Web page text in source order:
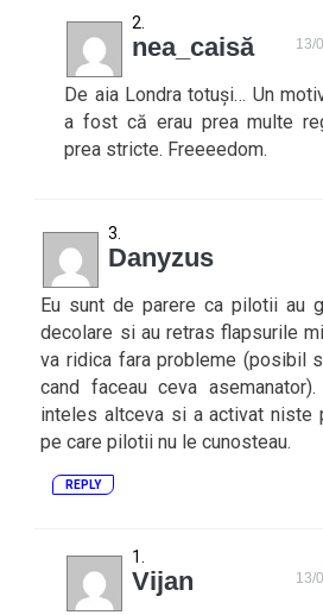
nea_caisă 13/
De aia Londra totuși… Un
a fost că erau prea multe
prea stricte. Freeeedom.
Danyzus
Eu sunt de parere ca pilotii au
decolare si au retras flapsurile
va ridica fara probleme (posibil
cand faceau ceva
inteles altceva si a activat niste
pe care pilotii nu le cunosteau.
REPLY
Vijan 13/